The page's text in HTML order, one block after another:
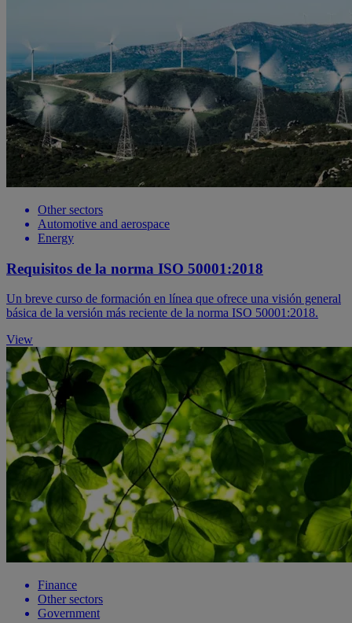
Other sectors
Automotive and aerospace
Energy
Requisitos de la norma ISO 50001:2018
Un breve curso de formación en línea que ofrece una visión general
básica de la versión más reciente de la norma ISO 50001:2018.
View
Finance
Other sectors
Government